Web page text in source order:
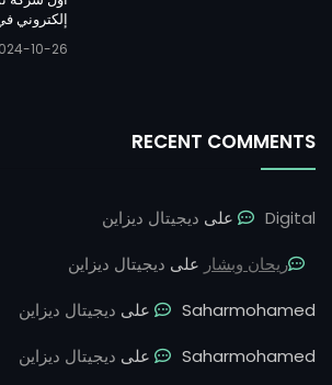
إلكتروني
10-26
RECENT COMMENTS
Digital على ديجيتال ديزاين
ريحان وبشار على ديجيتال ديزاين
Saharmohamed
على ديجيتال ديزاين
Saharmohamed
على ديجيتال ديزاين